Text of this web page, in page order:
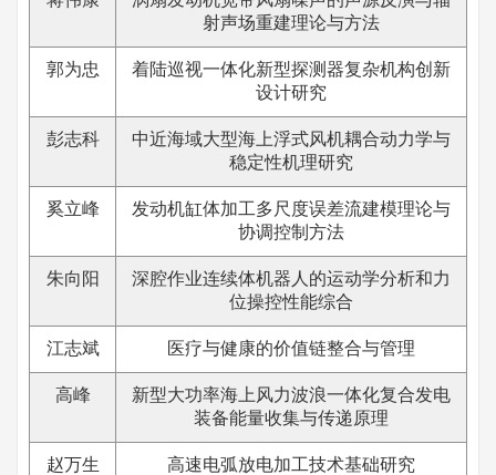
射声场重建理论与方法
郭为忠
着陆巡视一体化新型探测器复杂机构创新
设计研究
彭志科
中近海域大型海上浮式风机耦合动力学与
稳定性机理研究
奚立峰
发动机缸体加工多尺度误差流建模理论与
协调控制方法
朱向阳
深腔作业连续体机器人的运动学分析和力
位操控性能综合
江志斌 医疗与健康的价值链整合与管理
高峰
新型大功率海上风力波浪一体化复合发电
装备能量收集与传递原理
赵万生 高速电弧放电加工技术基础研究